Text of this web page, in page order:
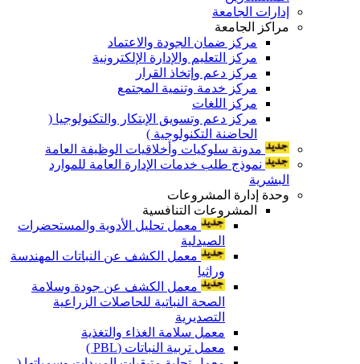
إدارات الجامعة
مراكز الجامعة
مركز ضمان الجودة والاعتماد
مركز التعليم والإدارة الإلكترونية
مركز دعم وإتخاذ القرار
مركز خدمة وتنمية المجتمع
مركز اللغات
مركز دعم وتسويق الإبتكار والتكنولوجيا (
الحاضنة التكنولوجية )
مدونة سلوكيات وأخلاقيات الوظيفة العامة
نموذج طلب خدمات الإدارة العامة للموارد
البشرية
وحدة إدارة المشروعات
المشروعات التنافسية
معمل تحليل الأدوية والمستحضرات
الصيدلية
معمل الكشف عن النباتات المهندسة
وراثيا
معمل الكشف عن جودة وسلامة
الصحة النباتية للحاصلات الزراعية
التصديرية
معمل سلامة الغذاء والتغذية
معمل تربية النباتات (PBL )